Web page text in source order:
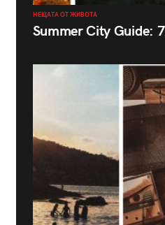
НЕЩАТА ОТ ЖИВОТА
Summer City Guide: